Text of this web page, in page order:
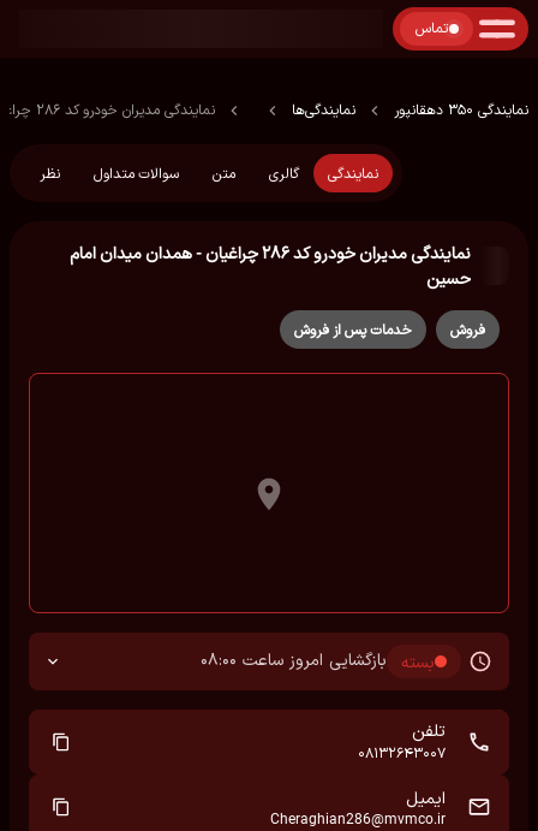
تماس
نمایندگی 350 دهقانپور نمایندگی‌ها نمایندگی مدیران خودرو کد ۲۸۶ چراغیان - همدان میدان امام حسین
نمایندگی گالری متن سوالات متداول نظر
نمایندگی مدیران خودرو کد ۲۸۶ چراغیان - همدان میدان امام
حسین
فروش خدمات پس از فروش
بسته بازگشایی امروز ساعت 08:00
تلفن
08132643007
ایمیل
Cheraghian286@mvmco.ir